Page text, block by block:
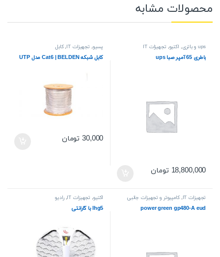
محصولات مشابه
ups و باتری , اکتیو, تجهیزات IT
باطری 65 آمپر صبا ups
18,800,000 تومان
پسیو, تجهیزات IT ,کابل
کابل شبکه Cat6 | BELDEN مدل UTP
30,000 تومان
تجهیزات IT ,کامپیوتر و تجهیزات جانبی
power green gp480-A eud
اکتیو, تجهیزات IT ,رادیو
lhg5 با گارانتی